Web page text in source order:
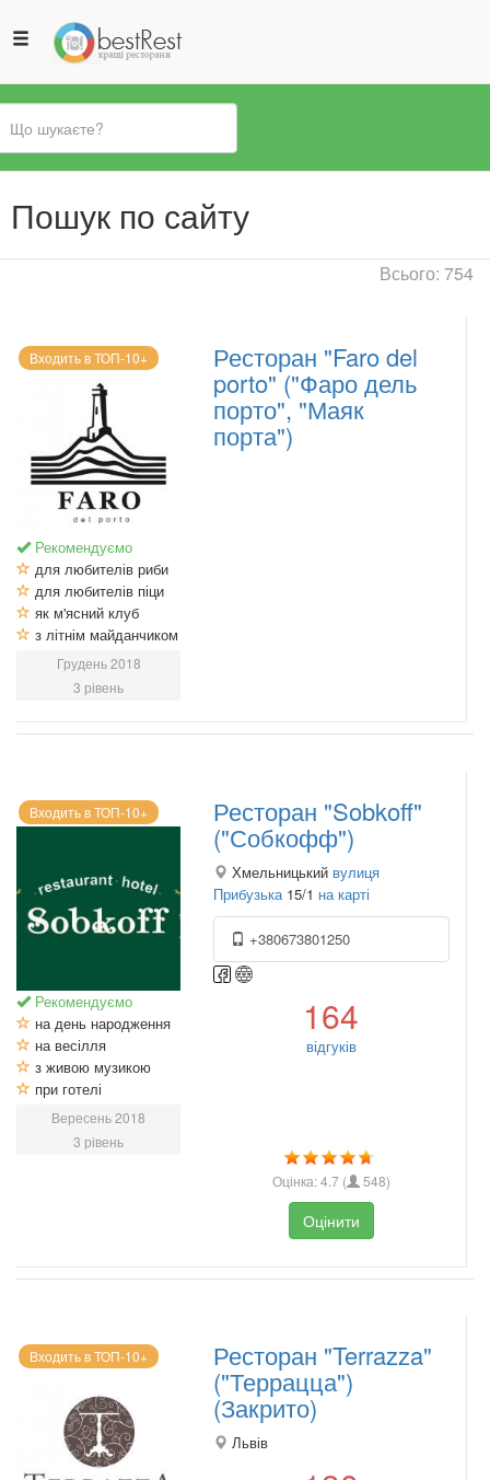
Ви
єПошук по сайту
Всього: 754
Входить в ТОП-10+
Рекомендуємо
для любителів риби
для любителів піци
як м'ясний клуб
з літнім майданчиком
Грудень 2018
3 рівень
Ресторан "Faro del
porto" ("Фаро дель
порто", "Маяк
порта")
Входить в ТОП-10+
Рекомендуємо
на день народження
на весілля
з живою музикою
при готелі
Вересень 2018
3 рівень
Ресторан "Sobkoff"
("Собкофф")
Хмельницький вулиця
Прибузька 15/1 на карті
+380673801250
164
відгуків
Оцінка:4.7 ( 548)
Оцінити
Входить в ТОП-10+ Ресторан "Terrazza"
("Террацца")
(Закрито)
Львів